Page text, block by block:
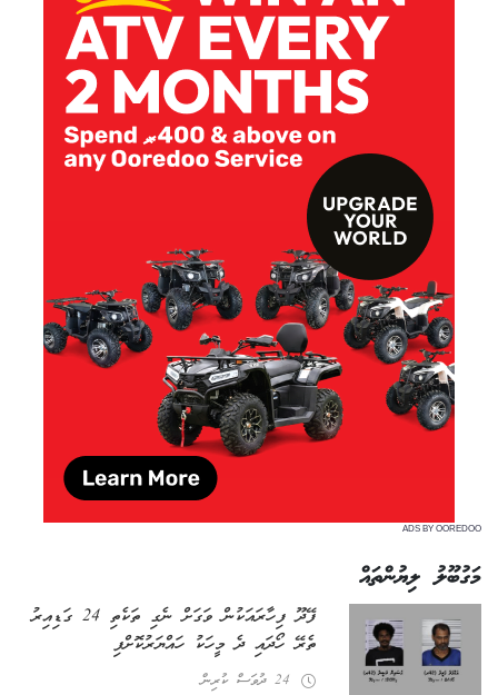
ADS BY OOREDOO
މަގުބޫލު ލިޔުންތައް
ފޭދޫ ފިހާރައަކުން ވަގަށް ނެގި ތަކެތި 24 ގަޑިއިރު
ތެރޭ ހޯދައި ދެ މީހަކު ހައްޔަރުކޮށްފި
24 ދުވަސް ކުރިން